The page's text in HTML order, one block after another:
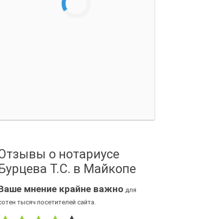
о нотариусе
Т.С. в Майкопе
мнение крайне важно для
тысяч посетителей сайта.